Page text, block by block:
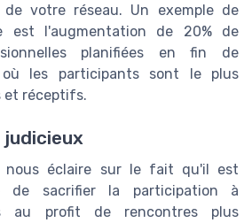
de votre réseau. Un exemple de
est l'augmentation de 20% de
planifiées en fin de
où les participants sont le plus
et réceptifs.
judicieux
nous éclaire sur le fait qu'il est
de sacrifier la participation à
au profit de rencontres plus